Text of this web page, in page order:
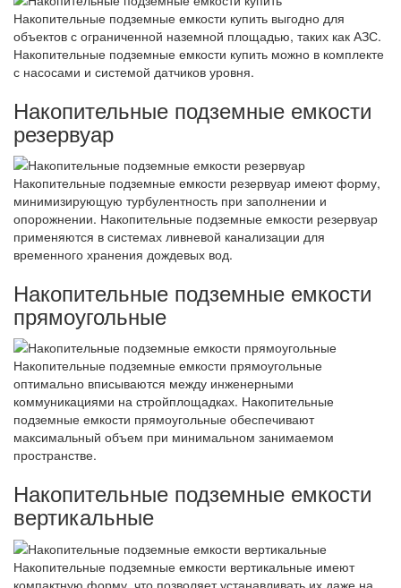
Накопительные подземные емкости купить выгодно для
объектов с ограниченной наземной площадью, таких как АЗС.
Накопительные подземные емкости купить можно в комплекте
с насосами и системой датчиков уровня.
Накопительные подземные емкости
резервуар
Накопительные подземные емкости резервуар имеют форму,
минимизирующую турбулентность при заполнении и
опорожнении. Накопительные подземные емкости резервуар
применяются в системах ливневой канализации для
временного хранения дождевых вод.
Накопительные подземные емкости
прямоугольные
Накопительные подземные емкости прямоугольные
оптимально вписываются между инженерными
коммуникациями на стройплощадках. Накопительные
подземные емкости прямоугольные обеспечивают
максимальный объем при минимальном занимаемом
пространстве.
Накопительные подземные емкости
вертикальные
Накопительные подземные емкости вертикальные имеют
компактную форму, что позволяет устанавливать их даже на